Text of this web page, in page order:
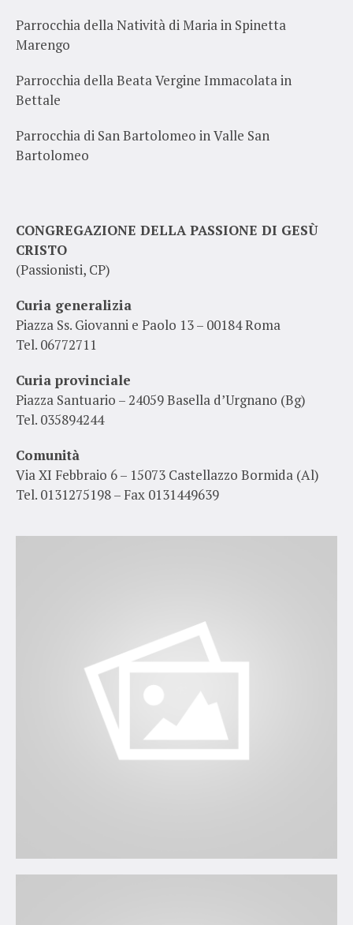
Parrocchia della Natività di Maria in Spinetta
Marengo
Parrocchia della Beata Vergine Immacolata in
Bettale
Parrocchia di San Bartolomeo in Valle San
Bartolomeo
CONGREGAZIONE DELLA PASSIONE DI GESÙ
CRISTO
(Passionisti, CP)
Curia generalizia
Piazza Ss. Giovanni e Paolo 13 – 00184 Roma
Tel. 06772711
Curia provinciale
Piazza Santuario – 24059 Basella d’Urgnano (Bg)
Tel. 035894244
Comunità
Via XI Febbraio 6 – 15073 Castellazzo Bormida (Al)
Tel. 0131275198 – Fax 0131449639